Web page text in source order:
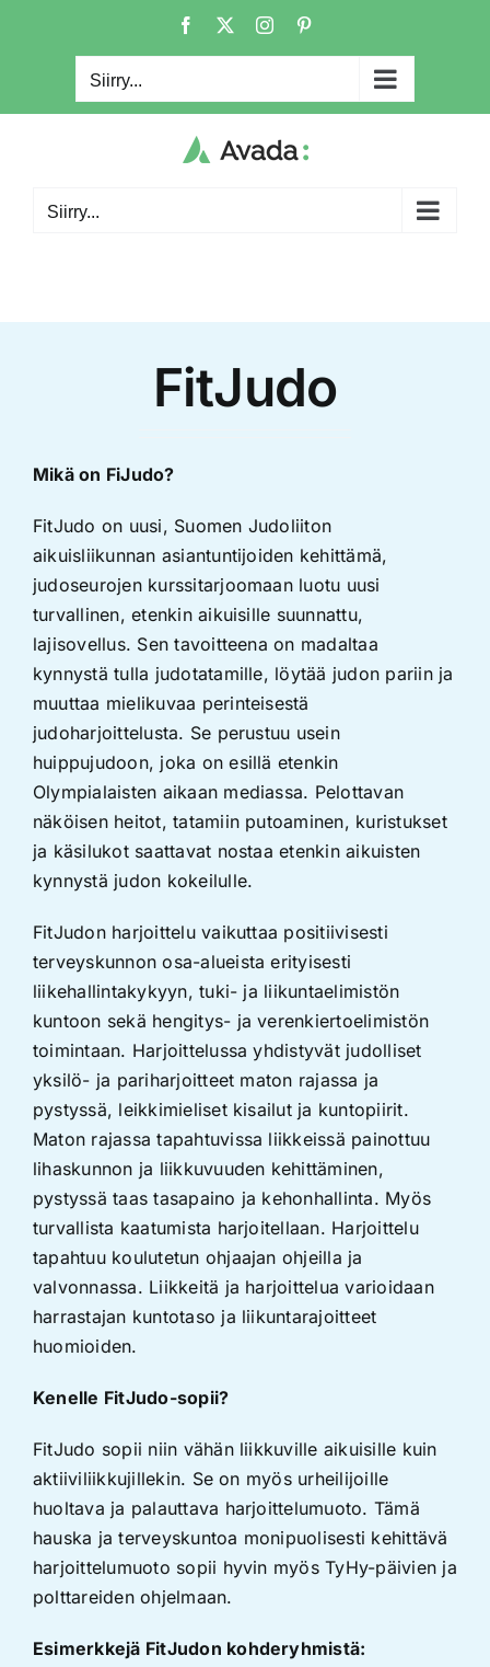
Facebook Instagram
Siirry...
Siirry...
FitJudo
Mikä on FiJudo?
FitJudo on uusi, Suomen Judoliiton
aikuisliikunnan asiantuntijoiden kehittämä,
judoseurojen kurssitarjoomaan luotu uusi
turvallinen, etenkin aikuisille suunnattu,
lajisovellus. Sen tavoitteena on madaltaa
kynnystä tulla judotatamille, löytää judon pariin ja
muuttaa mielikuvaa perinteisestä
judoharjoittelusta. Se perustuu usein
huippujudoon, joka on esillä etenkin
Olympialaisten aikaan mediassa. Pelottavan
näköisen heitot, tatamiin putoaminen, kuristukset
ja käsilukot saattavat nostaa etenkin aikuisten
kynnystä judon kokeilulle.
FitJudon harjoittelu vaikuttaa positiivisesti
terveyskunnon osa-alueista erityisesti
liikehallintakykyyn, tuki- ja liikuntaelimistön
kuntoon sekä hengitys- ja verenkiertoelimistön
toimintaan. Harjoittelussa yhdistyvät judolliset
yksilö- ja pariharjoitteet maton rajassa ja
pystyssä, leikkimieliset kisailut ja kuntopiirit.
Maton rajassa tapahtuvissa liikkeissä painottuu
lihaskunnon ja liikkuvuuden kehittäminen,
pystyssä taas tasapaino ja kehonhallinta. Myös
turvallista kaatumista harjoitellaan. Harjoittelu
tapahtuu koulutetun ohjaajan ohjeilla ja
valvonnassa. Liikkeitä ja harjoittelua varioidaan
harrastajan kuntotaso ja liikuntarajoitteet
huomioiden.
Kenelle FitJudo-sopii?
FitJudo sopii niin vähän liikkuville aikuisille kuin
aktiiviliikkujillekin. Se on myös urheilijoille
huoltava ja palauttava harjoittelumuoto. Tämä
hauska ja terveyskuntoa monipuolisesti kehittävä
harjoittelumuoto sopii hyvin myös TyHy-päivien ja
polttareiden ohjelmaan.
Esimerkkejä FitJudon kohderyhmistä: